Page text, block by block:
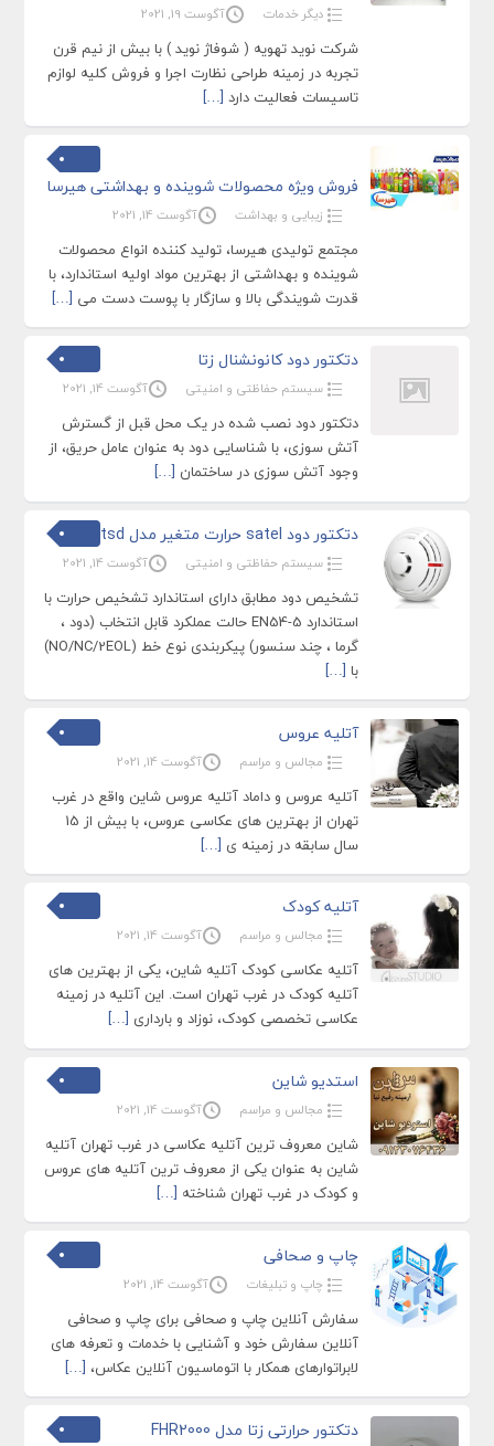
دیگر خدمات آگوست 19, 2021
شرکت نوید تهویه ( شوفاژ نوید ) با بیش از نیم قرن
تجربه در زمینه طراحی نظارت اجرا و فروش کلیه لوازم
تاسیسات فعالیت دارد […]
فروش ویژه محصولات شوینده و بهداشتی هیرسا
زیبایی و بهداشت آگوست 14, 2021
مجتمع تولیدی هیرسا، تولید کننده انواع محصولات
شوینده و بهداشتی از بهترین مواد اولیه استاندارد، با
قدرت شویندگی بالا و سازگار با پوست دست می […]
دتکتور دود کانونشنال زتا
سیستم حفاظتی و امنیتی آگوست 14, 2021
دتکتور دود نصب شده در یک محل قبل از گسترش
آتش سوزی، با شناسایی دود به عنوان عامل حریق، از
وجود آتش سوزی در ساختمان […]
دتکتور دود satel حرارت متغیر مدل tsd
سیستم حفاظتی و امنیتی آگوست 14, 2021
تشخیص دود مطابق دارای استاندارد تشخیص حرارت با
استاندارد EN54-5 حالت عملکرد قابل انتخاب (دود ،
گرما ، چند سنسور) پیکربندی نوع خط (NO/NC/2EOL)
با […]
آتلیه عروس
مجالس و مراسم آگوست 14, 2021
آتلیه عروس و داماد آتلیه عروس شاین واقع در غرب
تهران از بهترین های عکاسی عروس، با بیش از 15
سال سابقه در زمینه ی […]
آتلیه کودک
مجالس و مراسم آگوست 14, 2021
آتلیه عکاسی کودک آتلیه شاین، یکی از بهترین های
آتلیه کودک در غرب تهران است. این آتلیه در زمینه
عکاسی تخصصی کودک، نوزاد و بارداری […]
استدیو شاین
مجالس و مراسم آگوست 14, 2021
شاین معروف ترین آتلیه عکاسی در غرب تهران آتلیه
شاین به عنوان یکی از معروف ترین آتلیه های عروس
و کودک در غرب تهران شناخته […]
چاپ و صحافی
چاپ و تبلیغات آگوست 14, 2021
سفارش آنلاین چاپ و صحافی برای چاپ و صحافی
آنلاین سفارش خود و آشنایی با خدمات و تعرفه های
لابراتوارهای همکار با اتوماسیون آنلاین عکاس، […]
دتکتور حرارتی زتا مدل FHR2000